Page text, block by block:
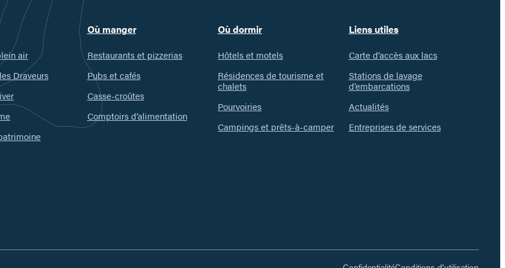
air
Draveurs
Où manger
Restaurants et pizzerias
Pubs et cafés
Casse-croûtes
Comptoirs d’alimentation
Où dormir
Hôtels et motels
Résidences de tourisme et
chalets
Pourvoiries
Campings et prêts-à-camper
Liens utiles
Carte d’accès aux lacs
Stations de lavage
d’embarcations
Actualités
Entreprises de services